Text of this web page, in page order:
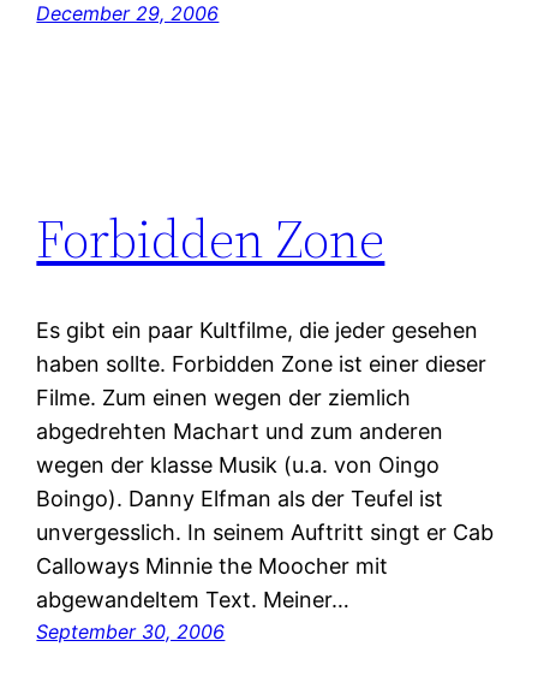
December 29, 2006
Forbidden Zone
Es gibt ein paar Kultfilme, die jeder gesehen
haben sollte. Forbidden Zone ist einer dieser
Filme. Zum einen wegen der ziemlich
abgedrehten Machart und zum anderen
wegen der klasse Musik (u.a. von Oingo
Boingo). Danny Elfman als der Teufel ist
unvergesslich. In seinem Auftritt singt er Cab
Calloways Minnie the Moocher mit
abgewandeltem Text. Meiner…
September 30, 2006